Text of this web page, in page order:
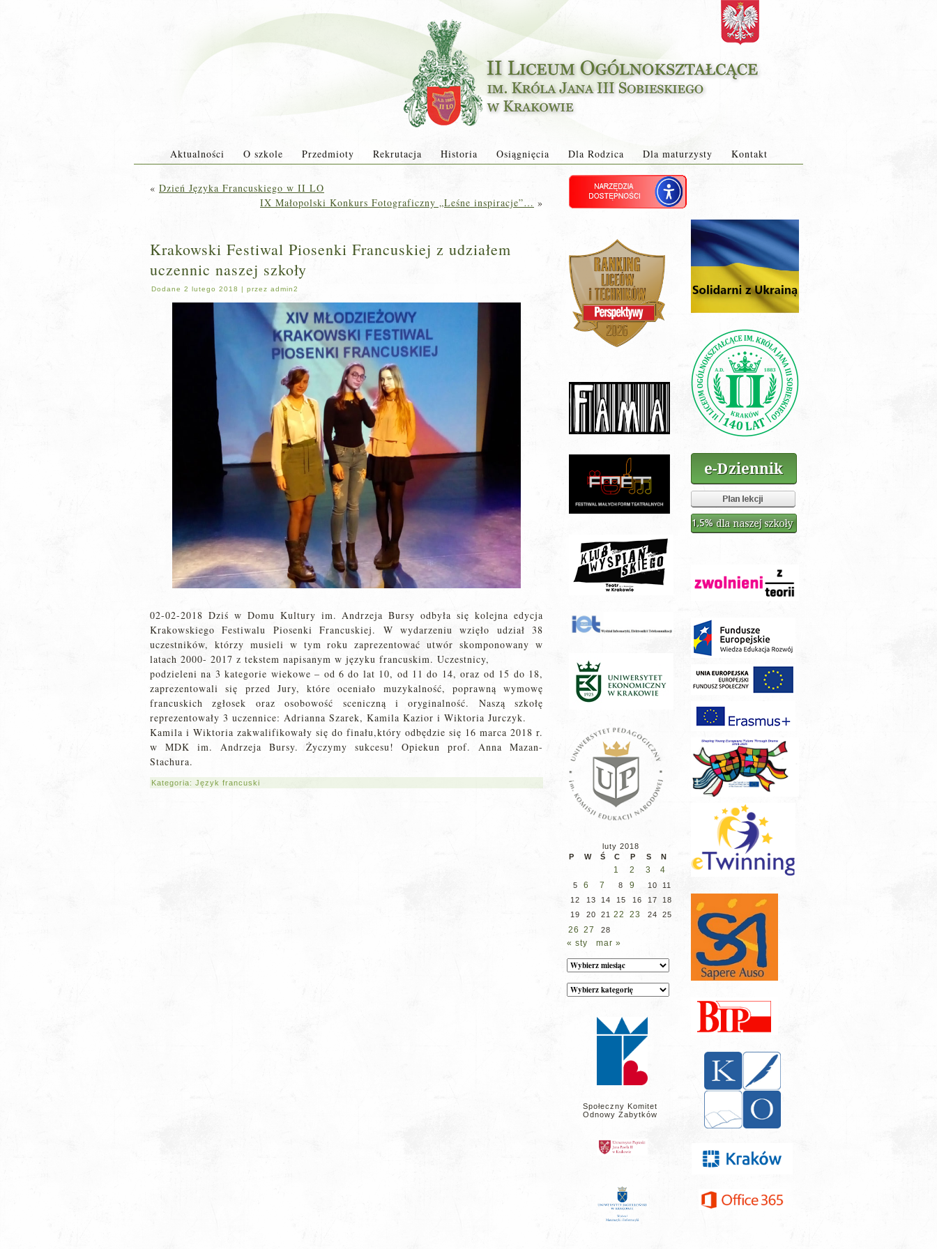
Aktualności O szkole Przedmioty Rekrutacja Historia Osiągnięcia Dla Rodzica Dla maturzysty Kontakt
« Dzień Języka Francuskiego w II LO
IX Małopolski Konkurs Fotograficzny „Leśne inspiracje”… »
Krakowski Festiwal Piosenki Francuskiej z udziałem
uczennic naszej szkoły
Dodane 2 lutego 2018 | przez admin2
02-02-2018 Dziś w Domu Kultury im. Andrzeja Bursy odbyła się kolejna edycja
Krakowskiego Festiwalu Piosenki Francuskiej. W wydarzeniu wzięło udział 38
uczestników, którzy musieli w tym roku zaprezentować utwór skomponowany w
latach 2000- 2017 z tekstem napisanym w języku francuskim. Uczestnicy,
podzieleni na 3 kategorie wiekowe – od 6 do lat 10, od 11 do 14, oraz od 15 do 18,
zaprezentowali się przed Jury, które oceniało muzykalność, poprawną wymowę
francuskich zgłosek oraz osobowość sceniczną i oryginalność. Naszą szkołę
reprezentowały 3 uczennice: Adrianna Szarek, Kamila Kazior i Wiktoria Jurczyk.
Kamila i Wiktoria zakwalifikowały się do finału,który odbędzie się 16 marca 2018 r.
w MDK im. Andrzeja Bursy. Życzymy sukcesu! Opiekun prof. Anna Mazan-
Stachura.
Kategoria: Język francuski
luty 2018
P
W Ś C P S N
1 2 3 4
5 6 7 8 9 10
11
12
13 14 15 16 17
18
19
20 21 22 23 24 25
26 27 28
« sty mar »
Archiwum
Kategorie
wpisów
Społeczny Komitet
Odnowy Zabytków